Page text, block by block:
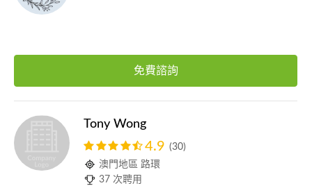
免費諮詢
Tony Wong
4.9 (30)
澳門地區 路環
37 次聘用